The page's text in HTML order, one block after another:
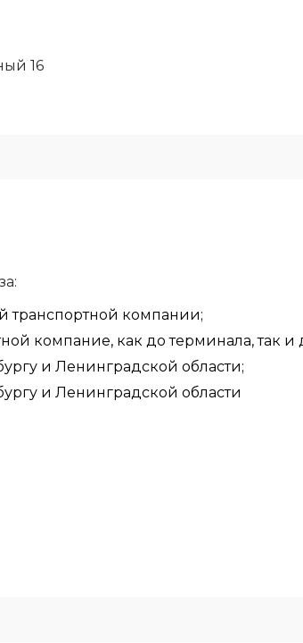
16
транспортной компании;
компание, как до терминала, так и
и Ленинградской области;
и Ленинградской области